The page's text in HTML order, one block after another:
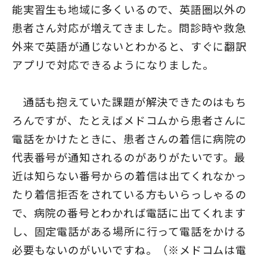
能実習生も地域に多くいるので、英語圏以外の
患者さん対応が増えてきました。問診時や救急
外来で英語が通じないとわかると、すぐに翻訳
アプリで対応できるようになりました。
通話も抱えていた課題が解決できたのはもち
ろんですが、たとえばメドコムから患者さんに
電話をかけたときに、患者さんの着信に病院の
代表番号が通知されるのがありがたいです。最
近は知らない番号からの着信は出てくれなかっ
たり着信拒否をされている方もいらっしゃるの
で、病院の番号とわかれば電話に出てくれます
し、固定電話がある場所に行って電話をかける
必要もないのがいいですね。（※メドコムは電